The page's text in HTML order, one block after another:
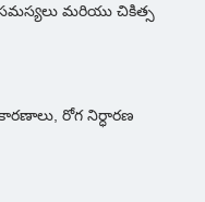
మరియు చికిత్స
రోగ నిర్ధారణ